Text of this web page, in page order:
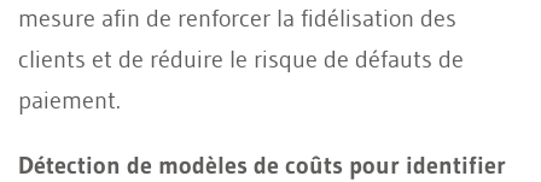
mesure afin de renforcer la fidélisation des
clients et de réduire le risque de défauts de
paiement.
Détection de modèles de coûts pour identifier